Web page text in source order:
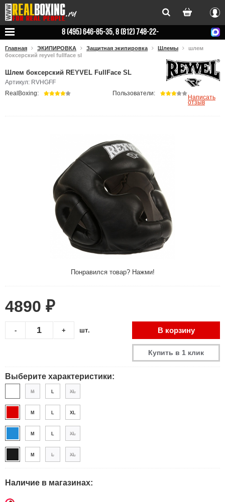
Вход
8 (495) 646-85-35, 8 (812) 748-22-
Главная ЭКИПИРОВКА Защитная экипировка Шлемы
шлем
боксерский reyvel fullface sl
Шлем боксерский REYVEL FullFace SL
Артикул: RVHGFF
Понравился товар? Нажми!
RealBoxing: Пользователи:
Написать
отзыв
4890 ₽
+
- шт. В корзину
Купить в 1 клик
Выберите характеристики:
M L XL
M L XL
M L XL
M L XL
Наличие в магазинах: